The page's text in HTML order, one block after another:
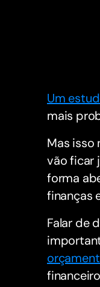
Um
mais
Mas isso
vão ficar
forma
finanças
Falar de